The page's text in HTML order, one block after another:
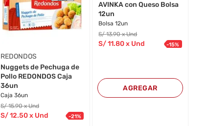
REDONDOS
Nuggets de Pechuga de
Pollo REDONDOS Caja
36un
Caja 36un
S/15.90 x Und
S/12.50x Und -21%
AVINKA con Queso Bolsa
12un
Bolsa 12un
S/13.90 x Und
S/11.80x Und -15%
AGREGAR